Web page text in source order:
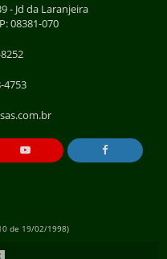
- Jd da Laranjeira
08381-070
4753
de 19/02/1998)